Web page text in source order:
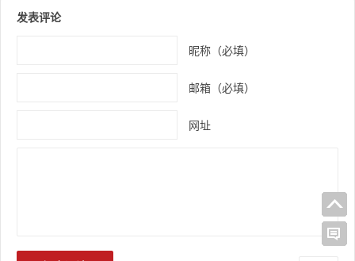
发表评论
昵称（必填）
邮箱（必填）
网址